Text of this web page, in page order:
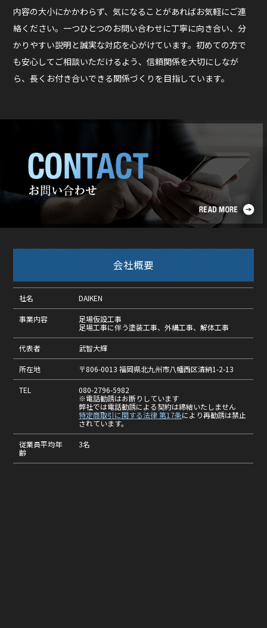
内容の大小にかかわらず、気になることがあればお気軽にご連
絡ください。一つひとつのお問い合わせに丁寧に向き合い、分
かりやすい説明と誠実な対応を心がけています。初めての方で
も安心してご相談いただけるよう、信頼関係を大切にしなが
ら、長くお付き合いできる関係づくりを目指しています。
会社概要
社名 DAIKEN
事業内容
足場仮設工事
足場工事に伴う塗装工事、外構工事、解体工事
代表者 武智大輝
所在地 〒806-0013 福岡県北九州市八幡西区清納1-2-13
TEL
080-2796-5982
※電話勧誘はお断りしています
弊社では電話勧誘による契約は締結いたしません
特定商取引に関する法律 第17条により再勧誘は禁止
されています。
従業員平均年
齢
3名